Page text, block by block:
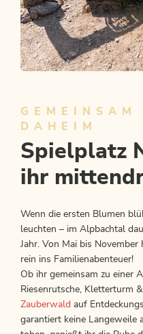
ANGEBOT
GEMEINSAM
AHEIM
Spielplatz
ihr
Wenn die ersten Blumen
leuchten – im Alpbachtal
Jahr. Von Mai bis
rein ins Familienabenteuer!
Ob ihr gemeinsam zu einer
Riesenrutsche, Kletterturm
Zauberwald auf
garantiert keine Langeweile